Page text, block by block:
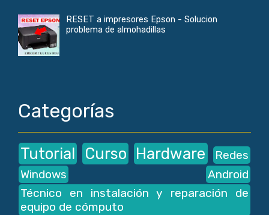
RESET a impresores Epson - Solucion
problema de almohadillas
Categorías
Tutorial Curso Hardware
Redes
Windows
Android
Técnico en instalación y reparación de
equipo de cómputo